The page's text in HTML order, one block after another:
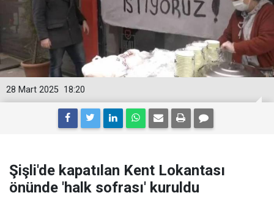
18:20
28 Mart 2025
Şişli'de kapatılan Kent Lokantası
önünde 'halk sofrası' kuruldu